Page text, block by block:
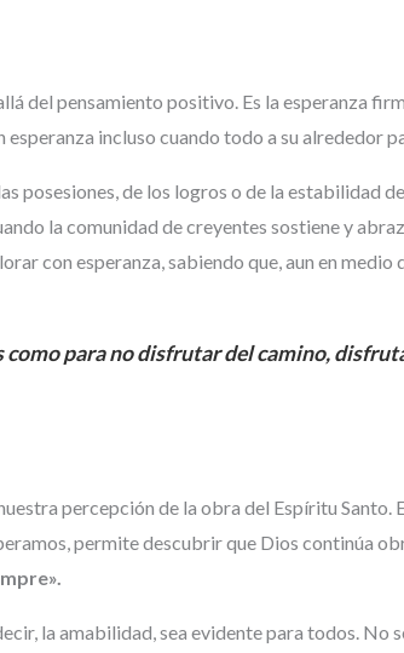
del pensamiento positivo. Es la esperanza
incluso cuando todo a su alrededor
posesiones, de los logros o de la estabilidad
la comunidad de creyentes sostiene y
con esperanza, sabiendo que, aun en medio
para no disfrutar del camino,
percepción de la obra del Espíritu Santo.
permite descubrir que Dios continúa
la amabilidad, sea evidente para todos. No